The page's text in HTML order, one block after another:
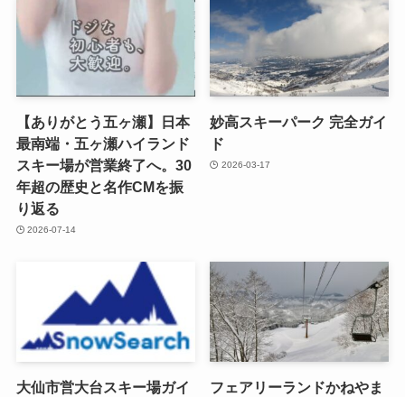
【ありがとう五ヶ瀬】日本
最南端・五ヶ瀬ハイランド
スキー場が営業終了へ。30
年超の歴史と名作CMを振
り返る
2026-07-14
妙高スキーパーク 完全ガイ
ド
2026-03-17
大仙市営大台スキー場ガイ
フェアリーランドかねやま